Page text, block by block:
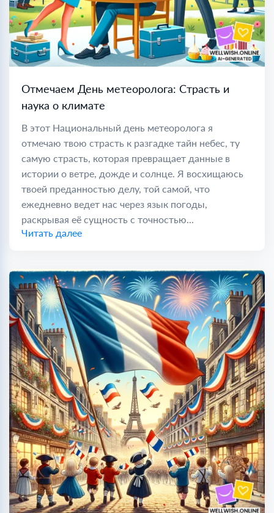
Отмечаем День метеоролога: Страсть и
наука о климате
В этот Национальный день метеоролога я
отмечаю твою страсть к разгадке тайн небес, ту
самую страсть, которая превращает данные в
истории о ветре, дожде и солнце. Я восхищаюсь
твоей преданностью делу, той самой, что
ежедневно ведет нас через язык погоды,
раскрывая её сущность с точностью...
Читать далее